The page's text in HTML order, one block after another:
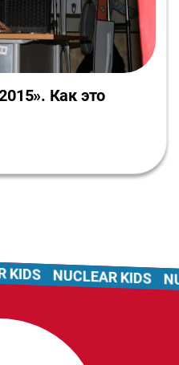
Как это
NUCLEAR KIDS